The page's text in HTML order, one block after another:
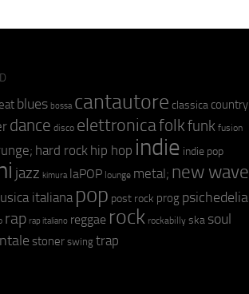
blues bossa cantautore classica country
dance disco elettronicafolkfunk fusion
hard rock hip hop indie indie pop
jazz kimura laPOP lounge metal; new wave
italiana pop post rock prog psichedelia
rap rap italiano reggae rock rockabilly ska soul
stoner swing trap